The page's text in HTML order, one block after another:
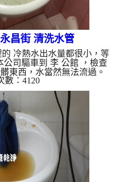
昌街 清洗水管
冷熱水出水量都很小，等
公司驅車到 李 公館 ，檢查
東西，水當然無法流過。
黃色的液體，看起來跟泥水
物及油汙。 水管裡的髒東
慢慢變成透明，髒東西也越
清水。 清洗水管 是利用 高
將檸檬酸打入水管，讓水
化，透過空氣與水混合，產
把生物膜、淤泥等等雜質沖
數：4120